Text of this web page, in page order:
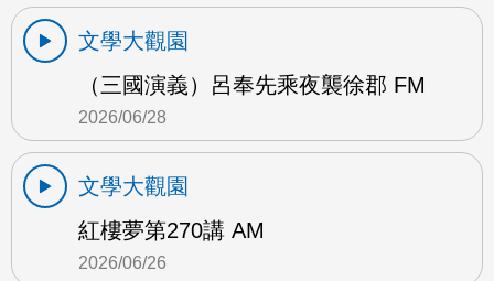
文學大觀園
（三國演義）呂奉先乘夜襲徐郡 FM
2026/06/28
文學大觀園
紅樓夢第270講 AM
2026/06/26